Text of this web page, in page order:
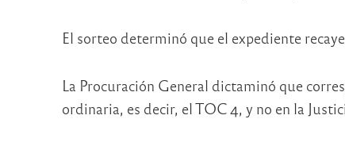
El sorteo determinó que el expediente
La Procuración General dictaminó que
ordinaria, es decir, el TOC 4, y no en la